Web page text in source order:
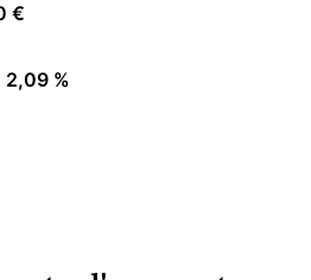
€
2,09 %